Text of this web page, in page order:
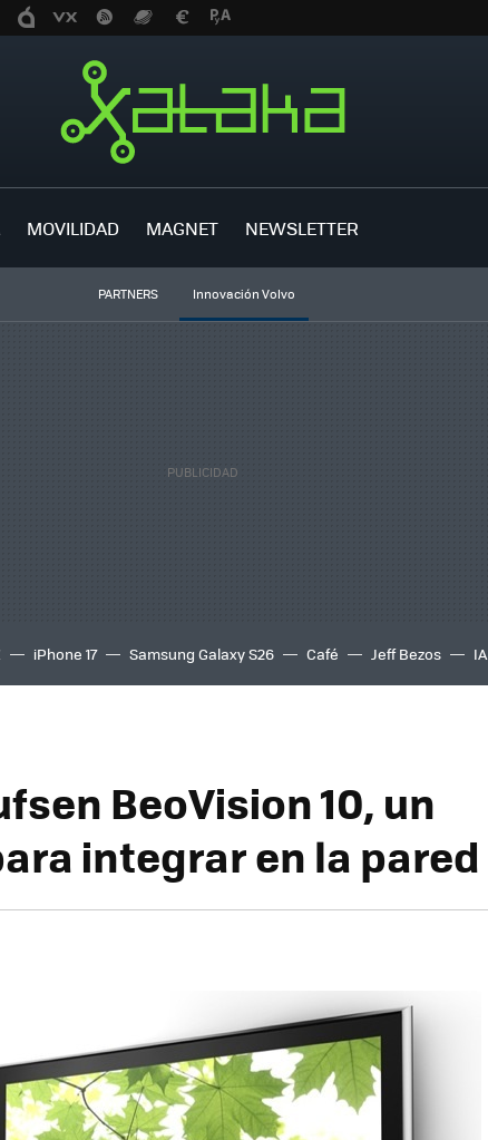
MOVILIDAD MAGNET NEWSLETTER
PARTNERS Innovación Volvo
iPhone 17 Samsung Galaxy S26 Café Jeff Bezos IA
BeoVision 10, un
integrar en la pared